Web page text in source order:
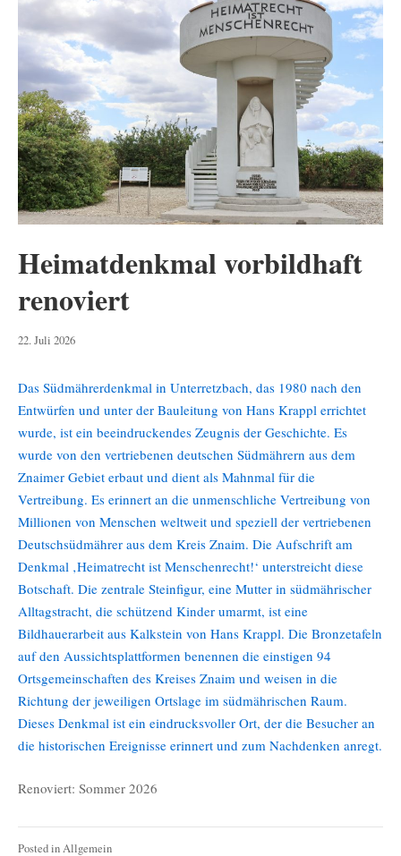
Heimatdenkmal vorbildhaft
renoviert
22. Juli 202622.
Das Südmährerdenkmal in Unterretzbach, das 1980 nach den
Entwürfen und unter der Bauleitung von Hans Krappl errichtet
wurde, ist ein beeindruckendes Zeugnis der Geschichte. Es
wurde von den vertriebenen deutschen Südmährern aus dem
Znaimer Gebiet erbaut und dient als Mahnmal für die
Vertreibung. Es erinnert an die unmenschliche Vertreibung von
Millionen von Menschen weltweit und speziell der vertriebenen
Deutschsüdmährer aus dem Kreis Znaim. Die Aufschrift am
Denkmal ‚Heimatrecht ist Menschenrecht!‘ unterstreicht diese
Botschaft. Die zentrale Steinfigur, eine Mutter in südmährischer
Alltagstracht, die schützend Kinder umarmt, ist eine
Bildhauerarbeit aus Kalkstein von Hans Krappl. Die Bronzetafeln
auf den Aussichtsplattformen benennen die einstigen 94
Ortsgemeinschaften des Kreises Znaim und weisen in die
Richtung der jeweiligen Ortslage im südmährischen Raum.
Dieses Denkmal ist ein eindrucksvoller Ort, der die Besucher an
die historischen Ereignisse erinnert und zum Nachdenken anregt.
Renoviert: Sommer 2026
Posted inAllgemein